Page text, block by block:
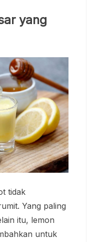
yang
tidak
Yang paling
itu, lemon
untuk